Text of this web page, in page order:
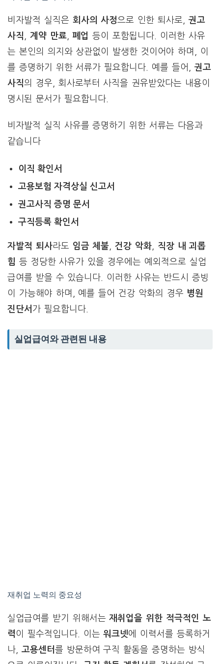
비자발적 실직은 회사의 사정으로 인한 퇴사로, 권고
사직
계약 만료, 폐업 등이 포함됩니다. 이러한 사유
는 본인의 의지와 상관없이 발생한 것이어야 하며, 이
를 증명하기 위한 서류가 필요합니다. 예를 들어, 권고
사직의 경우, 회사로부터 사직을 권유받았다는 내용이
명시된 문서가 필요합니다.
비자발적 실직 사유를 증명하기 위한 서류는 다음과
같습니다
이직 확인서
고용보험 자격상실 신고서
권고사직 증명 문서
구직등록 확인서
자발적 퇴사라도 임금 체불 ,건강 악화
직장 내 괴롭
힘 등 정당한 사유가 있을 경우에는 예외적으로 실업
급여를 받을 수 있습니다. 이러한 사유는 반드시 증빙
이 가능해야 하며, 예를 들어 건강 악화의 경우 병원
진단서 가 필요합니다.
실업급여와 관련된 내용
재취업 노력의 중요성
실업급여를 받기 위해서는재취업을 위한 적극적인 노
력이 필수적입니다. 이는워크넷에 이력서를 등록하거
나, 고용센터 를 방문하여 구직 활동을 증명하는 방식